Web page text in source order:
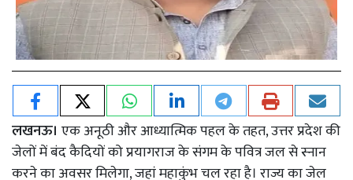
लखनऊ। एक अनूठी और आध्यात्मिक पहल के तहत, उत्तर प्रदेश की
जेलों में बंद कैदियों को प्रयागराज के संगम के पवित्र जल से स्नान
करने का अवसर मिलेगा, जहां महाकुंभ चल रहा है। राज्य का जेल